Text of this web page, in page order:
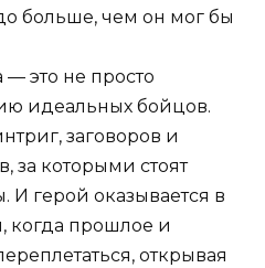
больше, чем он мог бы
— это не просто
идеальных бойцов.
заговоров и
за которыми стоят
И герой оказывается в
когда прошлое и
открывая